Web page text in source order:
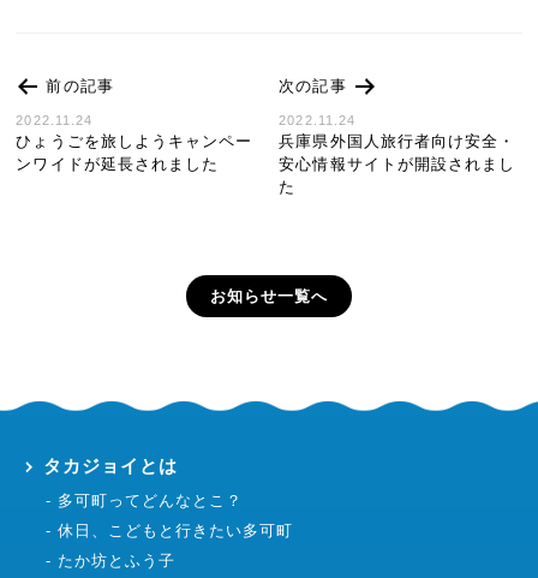
前の記事
2022.11.24
ひょうごを旅しようキャンペー
ンワイドが延長されました
次の記事
2022.11.24
兵庫県外国人旅行者向け安全・
安心情報サイトが開設されまし
た
お知らせ一覧へ
タカジョイとは
多可町ってどんなとこ？
休日、こどもと行きたい多可町
たか坊とふう子